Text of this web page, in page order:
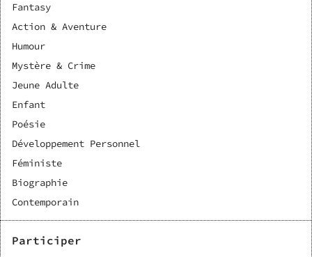
Fantasy
Action & Aventure
Humour
Mystère & Crime
Jeune Adulte
Enfant
Poésie
Développement Personnel
Féministe
Biographie
Contemporain
Participer